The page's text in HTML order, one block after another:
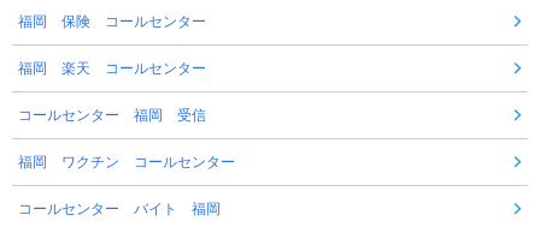
福岡 保険 コールセンター
福岡 楽天 コールセンター
コールセンター 福岡 受信
福岡 ワクチン コールセンター
コールセンター バイト 福岡